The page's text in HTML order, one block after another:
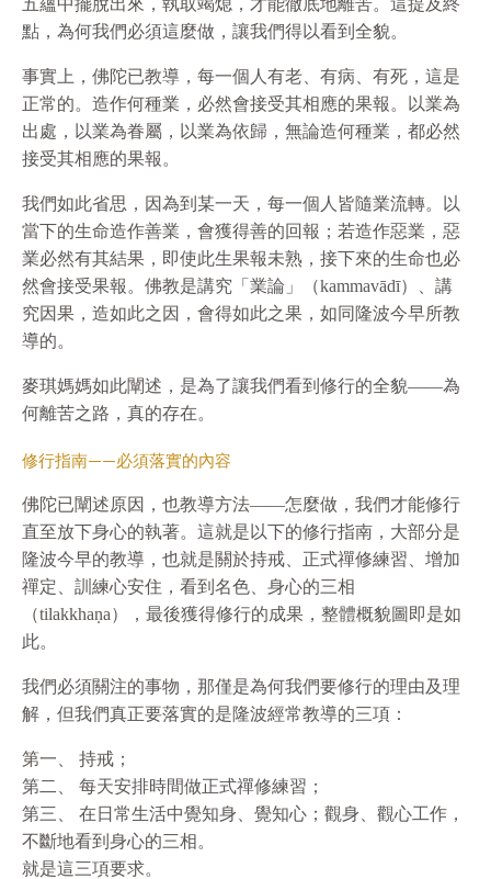
五蘊中擺脫出來，執取竭熄，才能徹底地離苦。這提及終
點，為何我們必須這麼做，讓我們得以看到全貌。
事實上，佛陀已教導，每一個人有老、有病、有死，這是
正常的。造作何種業，必然會接受其相應的果報。以業為
出處，以業為眷屬，以業為依歸，無論造何種業，都必然
接受其相應的果報。
我們如此省思，因為到某一天，每一個人皆隨業流轉。以
當下的生命造作善業，會獲得善的回報；若造作惡業，惡
業必然有其結果，即使此生果報未熟，接下來的生命也必
然會接受果報。佛教是講究「業論」（kammavādī）、講
究因果，造如此之因，會得如此之果，如同隆波今早所教
導的。
麥琪媽媽如此闡述，是為了讓我們看到修行的全貌——為
何離苦之路，真的存在。
修行指南——必須落實的內容
佛陀已闡述原因，也教導方法——怎麼做，我們才能修行
直至放下身心的執著。這就是以下的修行指南，大部分是
隆波今早的教導，也就是關於持戒、正式禪修練習、增加
禪定、訓練心安住，看到名色、身心的三相
（tilakkhaṇa），最後獲得修行的成果，整體概貌圖即是如
此。
我們必須關注的事物，那僅是為何我們要修行的理由及理
解，但我們真正要落實的是隆波經常教導的三項：
第一、 持戒；
第二、 每天安排時間做正式禪修練習；
第三、 在日常生活中覺知身、覺知心；觀身、觀心工作，
不斷地看到身心的三相。
就是這三項要求。